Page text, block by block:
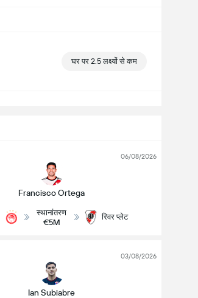
घर पर 2.5 लक्ष्यों से कम
Francisco Ortega
06/08/2026
स्थानांतरण
€5M
रिवर प्लेट
Ian Subiabre
03/08/2026